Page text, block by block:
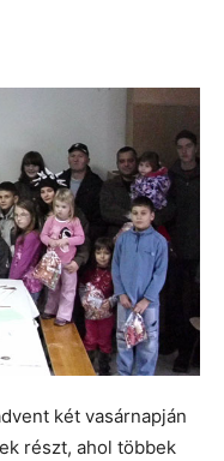
két vasárnapján
részt, ahol többek